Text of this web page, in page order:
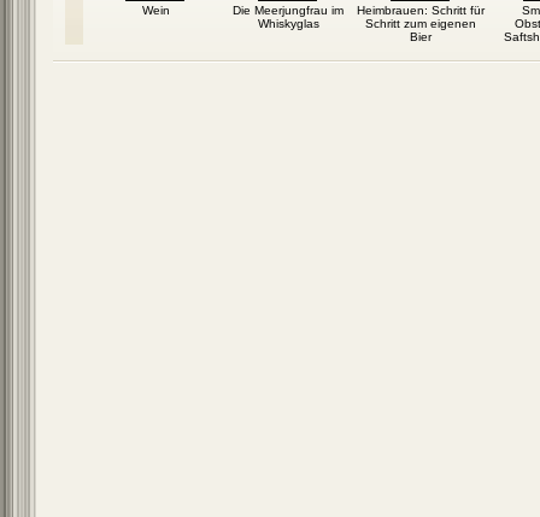
Wein
Die Meerjungfrau im
Whiskyglas
Heimbrauen: Schritt für
Schritt zum eigenen
Bier